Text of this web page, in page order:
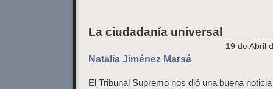
La ciudadanía universal
19 de Abril
Natalia Jiménez Marsá
El Tribunal Supremo nos dió una buena